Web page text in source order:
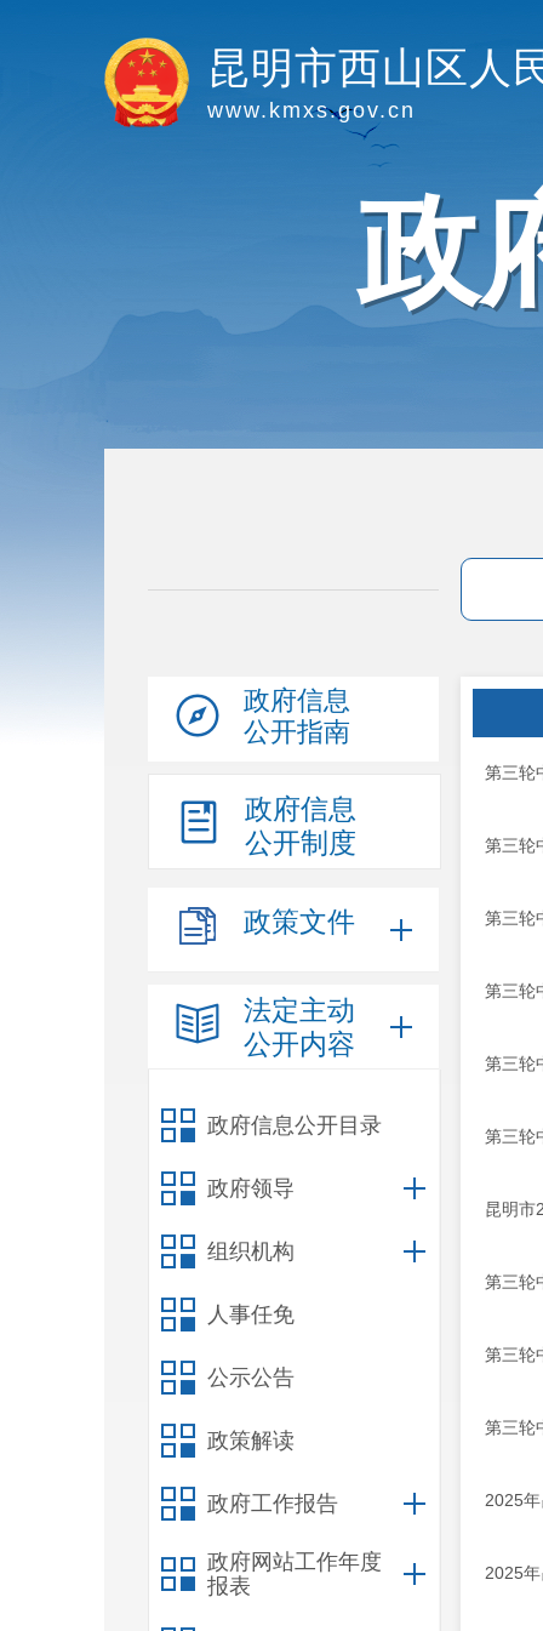
昆明市西山区人
www.kmxs.gov.cn
政
政府信息
公开指南
政府信息
公开制度
政策文件
法定主动
公开内容
政府信息公开目录
政府领导
组织机构
人事任免
公示公告
政策解读
政府工作报告
政府网站工作年度
报表
第三轮
第三轮
第三轮
第三轮
第三轮
第三轮
昆明市
第三轮
第三轮
第三轮
2025
2025